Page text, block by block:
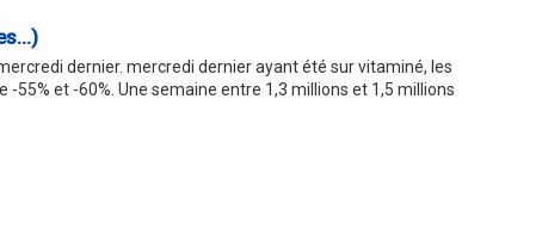
dernier. mercredi dernier ayant été sur vitaminé, les
et -60%. Une semaine entre 1,3 millions et 1,5 millions